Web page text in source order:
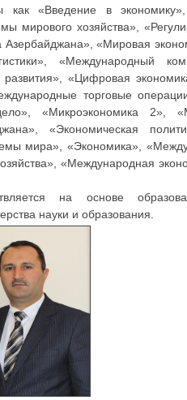
«Введение в экономику»,
мирового хозяйства»,
Азербайджана», «Мировая
«Международный
«Цифровая
торговые
«Микроэкономика 2»,
«Экономическая
мира»,«Экономика»,
«Международная
на основе
науки и образования.